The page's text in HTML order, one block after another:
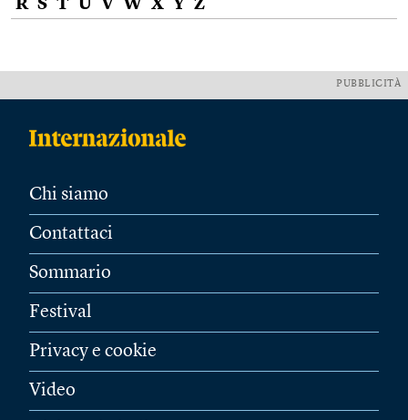
R S T U V W X Y Z
PUBBLICITÀ
Chi siamo
Contattaci
Sommario
Festival
Privacy e cookie
Video